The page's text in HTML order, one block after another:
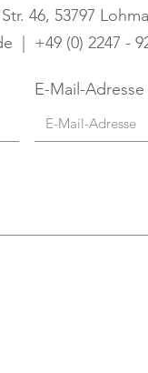
46, 53797
| +49 (0) 2247 -
E-Mail-